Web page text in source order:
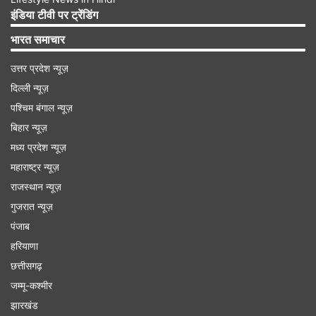
होती है तो इसका मतलब चैंपियंस ट्रॉफी और वनडे वर्ल्ड कप
होता है। चैंपियंस ट्रॉफी में तो अफगानिस्तान की टीम खैर
पहली ही बार हिस्सा ले रही है, लेकिन पिछले कुछ साल से टीम
लगातार वनडे वर्ल्ड कप तो खेल ही रही है, उसमें भी कभी
किसी अफगा​नी गेंदबाज ने पांच विकेट नहीं ​लिए थे।
इंडिया टीवी पर ट्रेंडिंग
भारत समाचार
उत्तर प्रदेश न्यूज़
दिल्ली न्यूज़
पश्चिम बंगाल न्यूज़
बिहार न्यूज़
मध्य प्रदेश न्यूज़
महाराष्ट्र न्यूज़
राजस्थान न्यूज़
गुजरात न्यूज़
पंजाब
हरियाणा
छत्तीसगढ़
जम्मू-कश्मीर
झारखंड